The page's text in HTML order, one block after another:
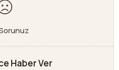
Haber Ver